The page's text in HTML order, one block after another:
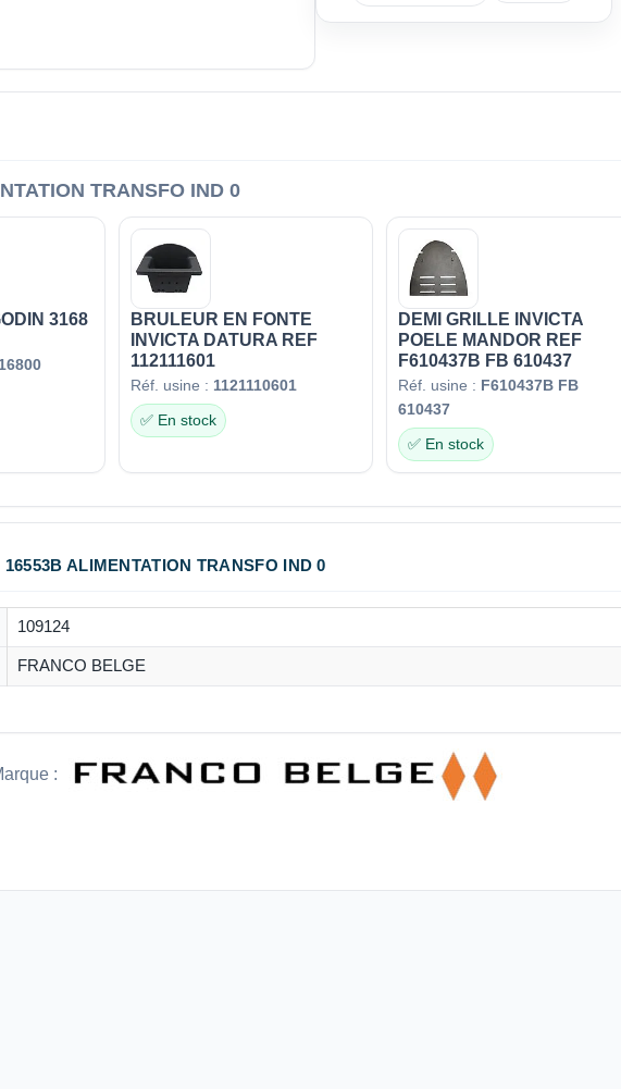
TRANSFO IND 0
3168
BRULEUR EN FONTE
INVICTA DATURA REF
112111601
Réf. usine : 1121110601
✅ En stock
DEMI GRILLE INVICTA
POELE MANDOR REF
F610437B FB 610437
Réf. usine : F610437B FB
610437
✅ En stock
ALIMENTATION TRANSFO IND 0
109124
FRANCO BELGE
: